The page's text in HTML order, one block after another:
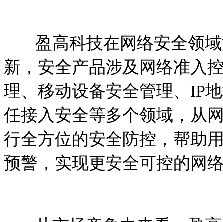
盈高科技在网络安全领域
新，安全产品涉及网络准入
理、移动设备安全管理、 IP
任接入安全等多个领域，从
行全方位的安全防控，帮助
预警，实现更安全可控的网